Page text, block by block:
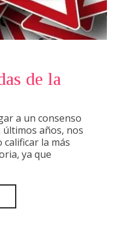
de la
a un consenso
últimos años, nos
calificar la más
ya que